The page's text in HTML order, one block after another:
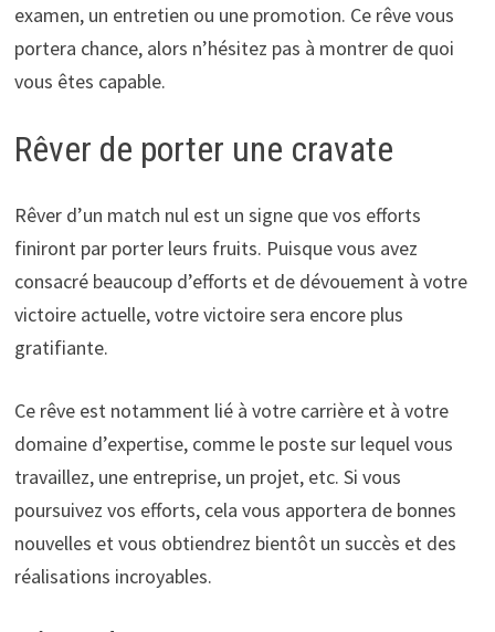
examen, un entretien ou une promotion. Ce rêve vous
portera chance, alors n’hésitez pas à montrer de quoi
vous êtes capable.
Rêver de porter une cravate
Rêver d’un match nul est un signe que vos efforts
finiront par porter leurs fruits. Puisque vous avez
consacré beaucoup d’efforts et de dévouement à votre
victoire actuelle, votre victoire sera encore plus
gratifiante.
Ce rêve est notamment lié à votre carrière et à votre
domaine d’expertise, comme le poste sur lequel vous
travaillez, une entreprise, un projet, etc. Si vous
poursuivez vos efforts, cela vous apportera de bonnes
nouvelles et vous obtiendrez bientôt un succès et des
réalisations incroyables.